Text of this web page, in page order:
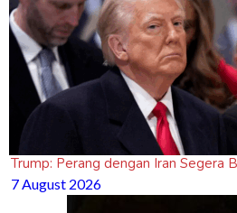
Trump: Perang dengan Iran Segera
7 August 2026